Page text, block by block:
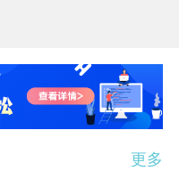
更多